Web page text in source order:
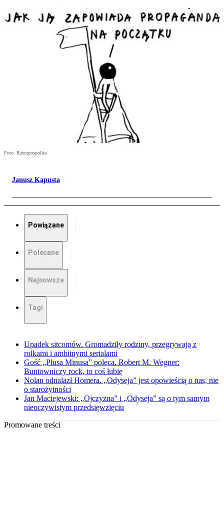
Foto: Rzeczpospolita
Janusz Kapusta
Powiązane
Polecane
Najnowsze
Tagi
Upadek sitcomów. Gromadziły rodziny, przegrywają z
rolkami i ambitnymi serialami
Gość „Plusa Minusa” poleca. Robert M. Wegner:
Buntowniczy rock, to coś lubię
Nolan odnalazł Homera. „Odyseja” jest opowieścią o nas, nie
o starożytności
Jan Maciejewski: „Ojczyzna” i „Odyseja” są o tym samym
nieoczywistym przedsięwzięciu
Promowane treści